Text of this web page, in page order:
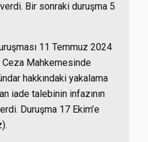
Bir sonraki duruşma 5
11 Temmuz 2024
Ceza Mahkemesinde
hakkındaki yakalama
iade talebinin infazının
Duruşma 17 Ekim’e